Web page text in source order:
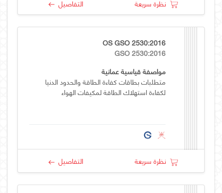
نظرة سريعة التفاصيل
OS GSO 2530:2016
GSO 2530:2016
مواصفة قياسية عمانية
متطلبات بطاقات كفاءة الطاقة والحدود الدنيا
لكفاءة استهلاك الطاقة لمكيفات الهواء
نظرة سريعة التفاصيل